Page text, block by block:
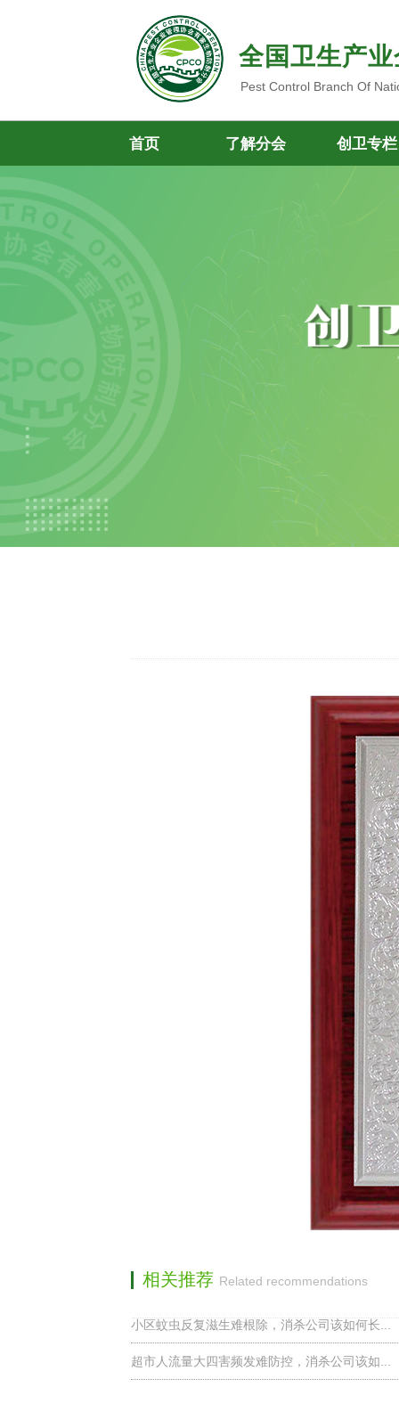
全国卫生产
Pest Control Branch Of
首页 了解分会 创卫专栏
相关推荐 Related recommendations
小区蚊虫反复滋生难根除，消杀公司该如何长...
超市人流量大四害频发难防控，消杀公司该如...